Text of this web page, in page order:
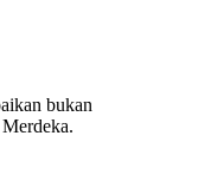
bukan